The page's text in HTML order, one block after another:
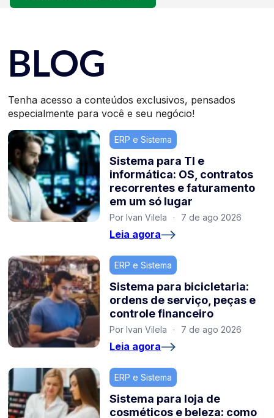
BLOG
Tenha acesso a conteúdos exclusivos, pensados
especialmente para você e seu negócio!
ERP e Sistema
Sistema para TI e
informática: OS, contratos
recorrentes e faturamento
em um só lugar
Por Ivan Vilela · 7 de ago 2026
Leia agora
ERP e Sistema
Sistema para bicicletaria:
ordens de serviço, peças e
controle financeiro
Por Ivan Vilela · 7 de ago 2026
Leia agora
ERP e Sistema
Sistema para loja de
cosméticos e beleza: como